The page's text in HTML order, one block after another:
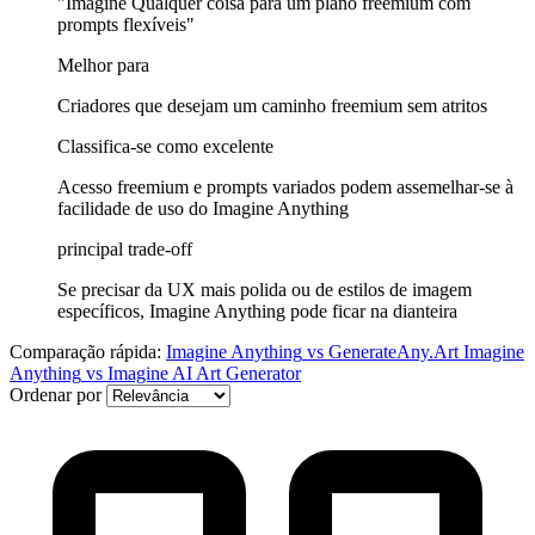
prompts flexíveis"
Melhor para
Criadores que desejam um caminho freemium sem atritos
Classifica-se como excelente
Acesso freemium e prompts variados podem assemelhar-se à
facilidade de uso do Imagine Anything
principal trade-off
Se precisar da UX mais polida ou de estilos de imagem
específicos, Imagine Anything pode ficar na dianteira
Comparação rápida: Imagine Anything vs GenerateAny.Art Imagine
Anything vs Imagine AI Art Generator
Ordenar por